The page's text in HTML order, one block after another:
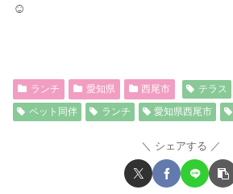
☺︎
ランチ 愛知県 西尾市 テラス
ペット同伴
ランチ 愛知県西尾市
シェアする